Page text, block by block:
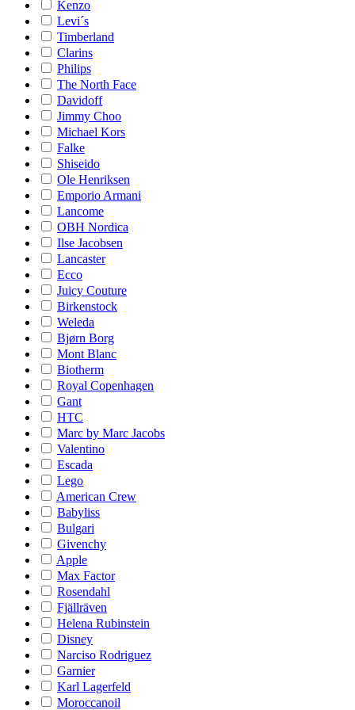
Kenzo
Levi´s
Timberland
Clarins
Philips
The North Face
Davidoff
Jimmy Choo
Michael Kors
Falke
Shiseido
Ole Henriksen
Emporio Armani
Lancome
OBH Nordica
Ilse Jacobsen
Lancaster
Ecco
Juicy Couture
Birkenstock
Weleda
Bjørn Borg
Mont Blanc
Biotherm
Royal Copenhagen
Gant
HTC
Marc by Marc Jacobs
Valentino
Escada
Lego
American Crew
Babyliss
Bulgari
Givenchy
Apple
Max Factor
Rosendahl
Fjällräven
Helena Rubinstein
Disney
Narciso Rodriguez
Garnier
Karl Lagerfeld
Moroccanoil